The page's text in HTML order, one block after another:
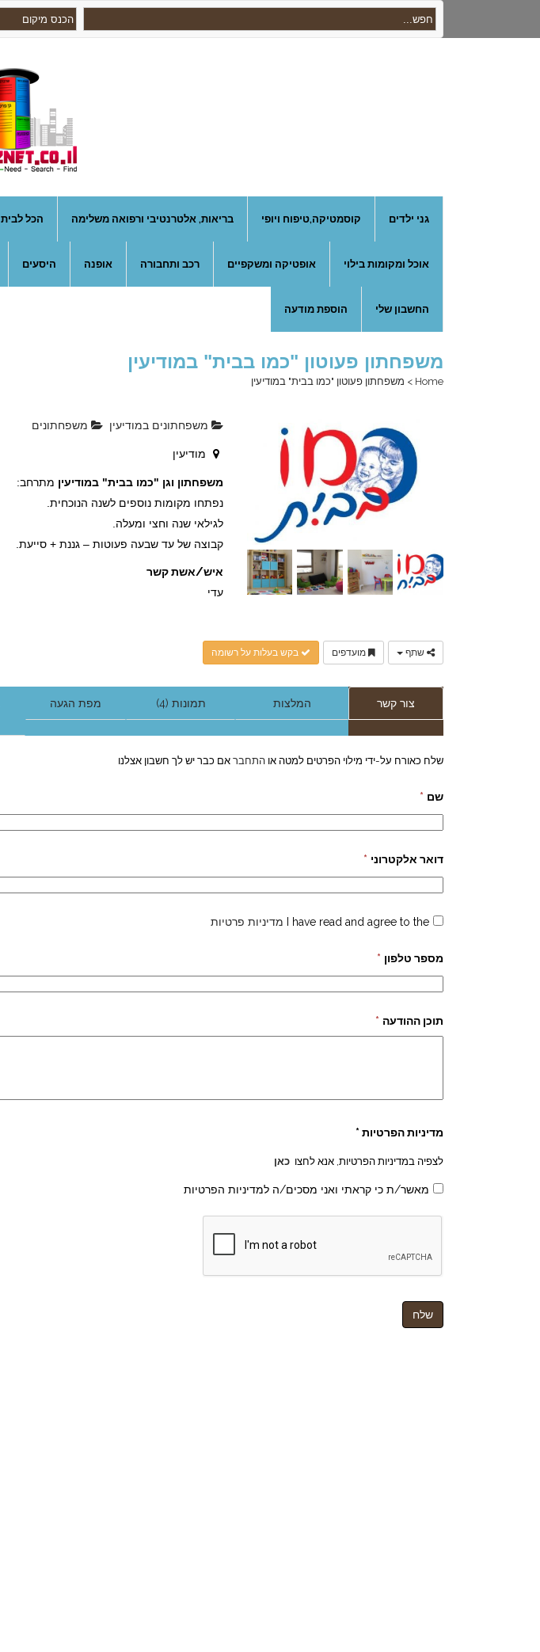
גני ילדים קוסמטיקה,טיפוח ויופי בריאות, אלטרנטיבי ורפואה משלימה הכל לבית
אוכל ומקומות בילוי אופטיקה ומשקפיים רכב ותחבורה אופנה היסעים
החשבון שלי הוספת מודעה
משפחתון פעוטון "כמו בבית" במודיעין
Home
> משפחתון פעוטון "כמו בבית" במודיעין
משפחתונים במודיעין משפחתונים
מודיעין
משפחתון וגן "כמו בבית" במודיעין מתרחב:
נפתחו מקומות נוספים לשנה הנוכחית.
לגילאי שנה וחצי ומעלה.
קבוצה של עד שבעה פעוטות – גננת + סייעת.
איש/אשת קשר
עדי
שתף מועדפים בקש בעלות על רשומה
צור קשר המלצות תמונות (4) מפת הגעה
שלח כאורח על-ידי מילוי הפרטים למטה או התחבראם כבר יש לך חשבון אצלנו
שם *
דואר אלקטרוני *
I have read and agree to the מדיניות פרטיות
מספר טלפון *
תוכן ההודעה *
מדיניות הפרטיות *
לצפיה במדיניות הפרטיות, אנא לחצו כאן
מאשר/ת כי קראתי ואני מסכים/ה למדיניות הפרטיות